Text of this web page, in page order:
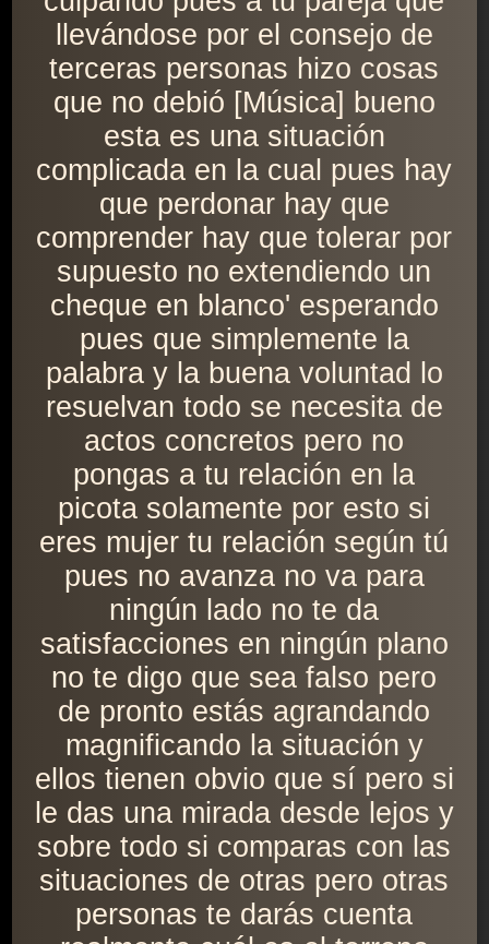
llevándose por el consejo de
terceras personas hizo cosas
que no debió [Música] bueno
esta es una situación
complicada en la cual pues hay
que perdonar hay que
comprender hay que tolerar por
supuesto no extendiendo un
cheque en blanco' esperando
pues que simplemente la
palabra y la buena voluntad lo
resuelvan todo se necesita de
actos concretos pero no
pongas a tu relación en la
picota solamente por esto si
eres mujer tu relación según tú
pues no avanza no va para
ningún lado no te da
satisfacciones en ningún plano
no te digo que sea falso pero
de pronto estás agrandando
magnificando la situación y
ellos tienen obvio que sí pero si
le das una mirada desde lejos y
sobre todo si comparas con las
situaciones de otras pero otras
personas te darás cuenta